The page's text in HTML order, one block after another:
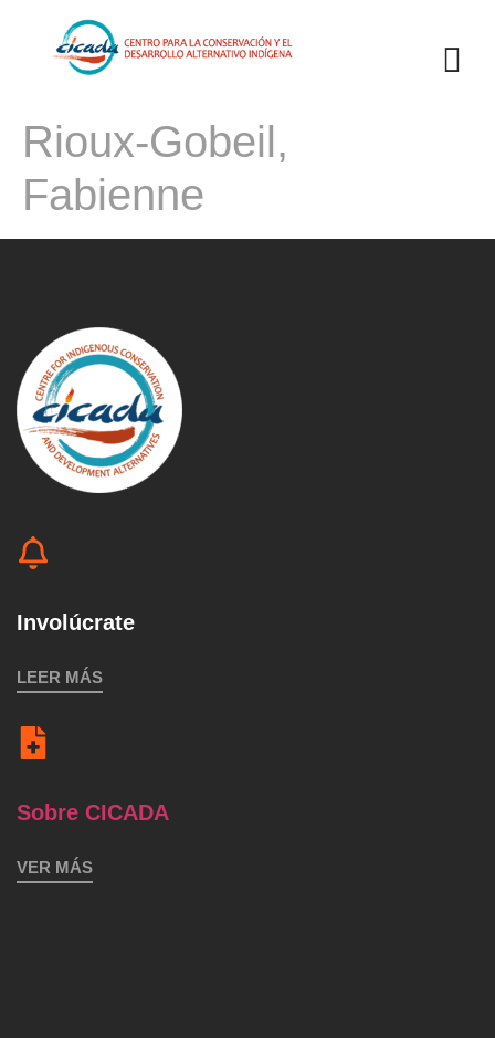
Rioux-Gobeil,
Fabienne
Involúcrate
LEER MÁS
Sobre CICADA
VER MÁS